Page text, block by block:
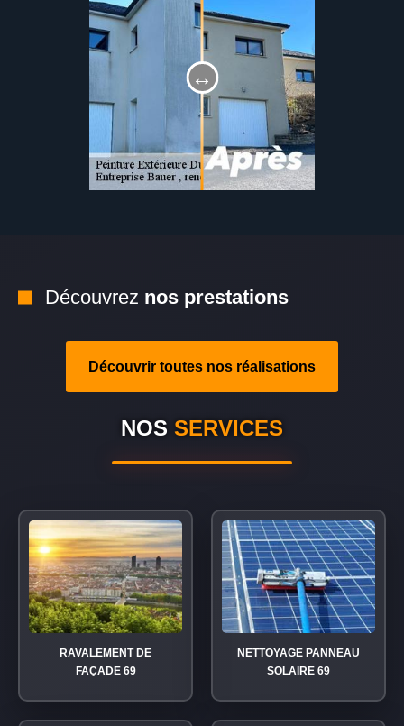
Découvrez nos prestations
Découvrir toutes nos réalisations
NOS SERVICES
RAVALEMENT DE
FAÇADE 69
NETTOYAGE PANNEAU
SOLAIRE 69